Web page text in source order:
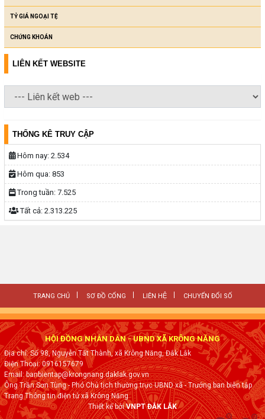
TỶ GIÁ NGOẠI TỆ
CHỨNG KHOÁN
LIÊN KẾT WEBSITE
THỐNG KÊ TRUY CẬP
Hôm nay: 2.534
Hôm qua: 853
Trong tuần: 7.525
Tất cả: 2.313.225
TRANG CHỦ SƠ ĐỒ CỔNG LIÊN HỆ CHUYỂN ĐỔI SỐ
HỘI ĐỒNG NHÂN DÂN - UBND XÃ KRÔNG NĂNG
Địa chỉ: Số 98, Nguyễn Tất Thành, xã Krông Năng, Đắk Lắk
Điện Thoại: 0916157679
Email: banbientap@krongnang.daklak.gov.vn
Ông Trần Sơn Tùng - Phó Chủ tịch thường trực UBND xã - Trưởng ban biên tập
Trang Thông tin điện tử xã Krông Năng
Thiết kế bởiVNPT ĐẮK LẮK